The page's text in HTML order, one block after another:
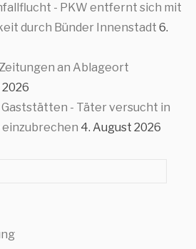
- PKW entfernt sich mit
durch Bünder Innenstadt 6.
an Ablageort
Gaststätten - Täter versucht in
4. August 2026